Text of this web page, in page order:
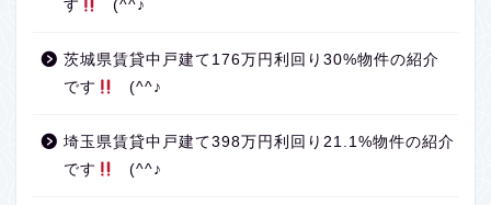
す
(^^♪
茨城県賃貸中戸建て176万円利回り30%物件の紹介
です
(^^♪
埼玉県賃貸中戸建て398万円利回り21.1%物件の紹介
です
(^^♪